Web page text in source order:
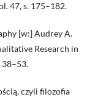
47, s. 175–182.
[w:] Audrey A.
Research in
38–53.
czyli filozofia